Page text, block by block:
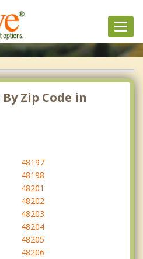
Zip Code in
48197
48198
48201
48202
48203
48204
48205
48206